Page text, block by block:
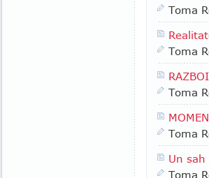
Toma
Toma
Toma
Toma
Un sah
Toma